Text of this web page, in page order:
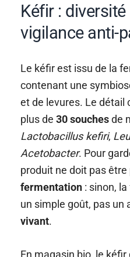
Kéfir :
vigilance anti-
Le kéfir est issu de la
contenant une
et de levures. Le détail
plus de30 souchesde
Lactobacillus kefiri,
Acetobacter. Pour
produit ne doit pas être
fermentation : sinon,
un simple goût, pas un
vivant.
En magasin bio, le